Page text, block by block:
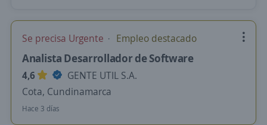
Se precisa Urgente Empleo destacado
Analista Desarrollador de Software
4,6
GENTE UTIL S.A.
Cota, Cundinamarca
Hace 3 días